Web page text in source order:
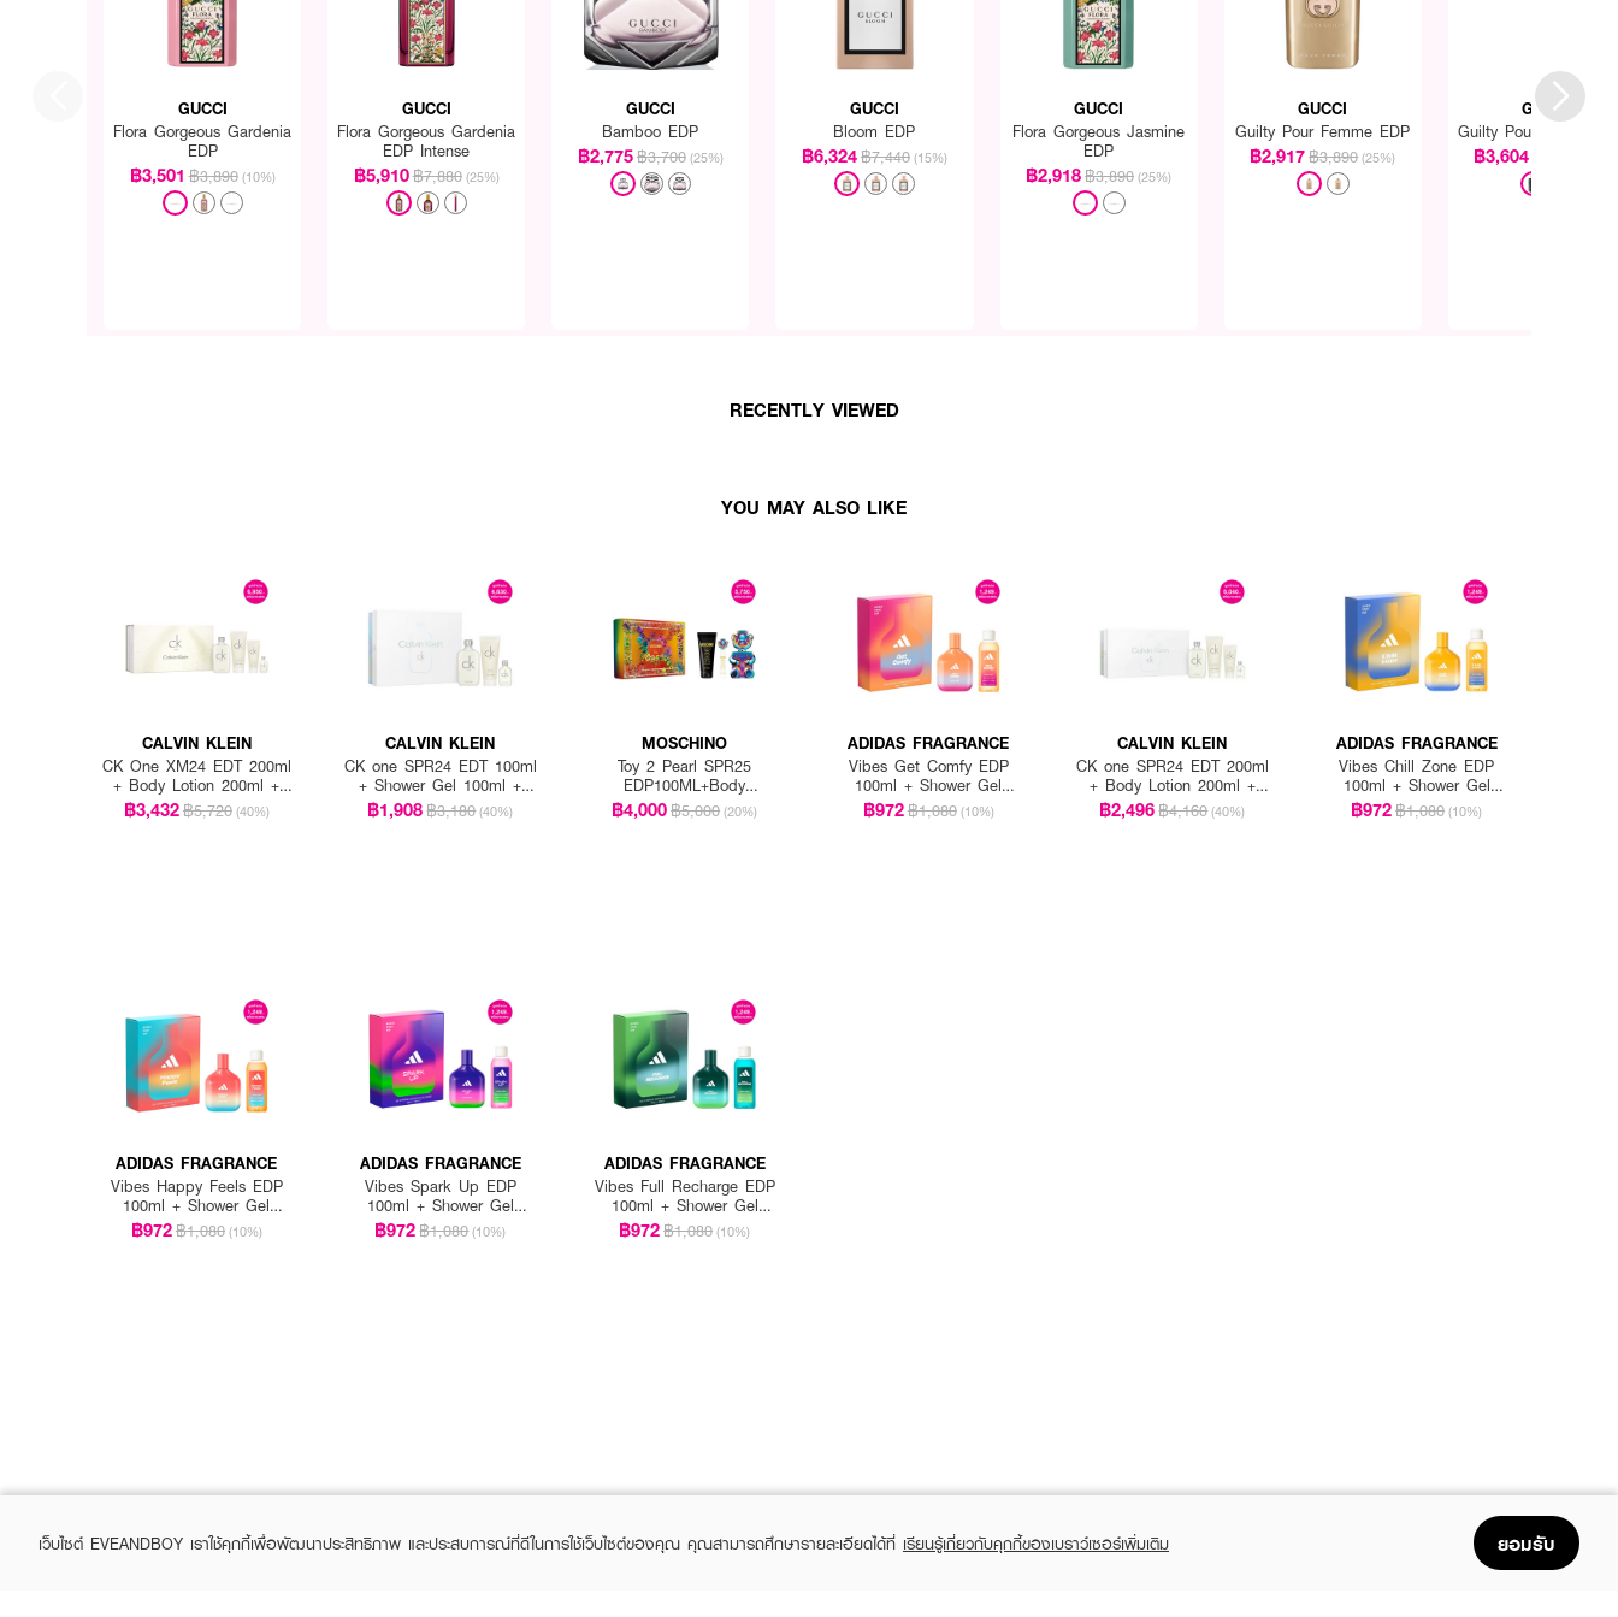
แนวกลิ่น: Floral Gourmand
กลิ่นหอมล้ำลึกจาก Vanilla Orchid ผสมผสานกลิ่นสดชื่นจาก Ozonic Accord และสัมผัสของวานิลลา
Gucci Guilty Pour Femme Eau de Parfum ขนาด 5ml
Gucci Bloom Eau de Parfum ขนาด 5ml
Gucci Flora Gorgeous Gardenia Eau de Parfum ขนาด 5ml
Gucci Flora Gorgeous Orchid Eau de Parfum ขนาด 5ml
ฉีดบริเวณชีพจร เช่น คอ ข้อมือ หรือข้อพับแขน เพื่อให้กลิ่นติดทนนาน
GUCCI
Flora Gorgeous Gardenia
EDP
฿3,501 ฿3,890 (10%)
GUCCI
Flora Gorgeous Gardenia
EDP Intense
฿5,910฿7,880 (25%)
GUCCI
Bamboo EDP
฿2,775฿3,700 (25%)
GUCCI
Bloom EDP
฿6,324฿7,440 (15%)
GUCCI
Flora Gorgeous Jasmine
EDP
฿2,918฿3,890 (25%)
GUCCI
Guilty Pour Femme EDP
฿2,917฿3,890 (25%)
GUCCI
Guilty Pour Homme
฿3,604
RECENTLY VIEWED
YOU MAY ALSO LIKE
CALVIN KLEIN
CK One XM24 EDT 200ml
+ Body Lotion 200ml +
Shower Gel 100ml + EDT
15ml
฿3,432฿5,720 (40%)
CALVIN KLEIN
CK one SPR24 EDT 100ml
+ Shower Gel 100ml +
EDT 15ml
฿1,908฿3,180 (40%)
MOSCHINO
Toy 2 Pearl SPR25
EDP100ML+Body
Lotion100ml+EDP10ml
฿4,000฿5,000 (20%)
ADIDAS FRAGRANCE
Vibes Get Comfy EDP
100ml + Shower Gel
100ml
฿972฿1,080 (10%)
CALVIN KLEIN
CK one SPR24 EDT 200ml
+ Body Lotion 200ml +
Shower Gel 100ml + Mini
15ml
฿2,496฿4,160 (40%)
ADIDAS FRAGRANCE
Vibes Chill Zone EDP
100ml + Shower Gel
100ml
฿972฿1,080 (10%)
ADIDAS FRAGRANCE
Vibes Happy Feels EDP
100ml + Shower Gel
100ml
฿972฿1,080 (10%)
ADIDAS FRAGRANCE
Vibes Spark Up EDP
100ml + Shower Gel
100ml
฿972฿1,080 (10%)
ADIDAS FRAGRANCE
Vibes Full Recharge EDP
100ml + Shower Gel
100ml
฿972฿1,080 (10%)
เว็บไซต์ EVEANDBOY เราใช้คุกกี้เพื่อพัฒนาประสิทธิภาพ และประสบการณ์ที่ดีในการใช้เว็บไซต์ของคุณ คุณสามารถศึกษารายละเอียดได้ที่ เรียนรู้เกี่ยวกับคุกกี้ของเบราว์เซอร์เพิ่มเติม ยอมรับ